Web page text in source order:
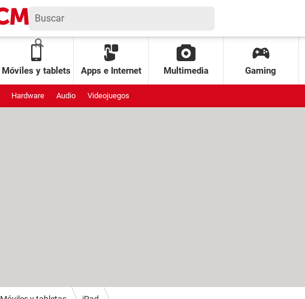
Móviles y tablets Apps e Internet Multimedia Gaming
Hardware Audio Videojuegos